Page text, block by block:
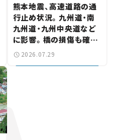
熊本地震、高速道路の通
行止め状況。九州道・南
九州道・九州中央道など
に影響。橋の損傷も確認
【道路のニュース】
2026.07.29